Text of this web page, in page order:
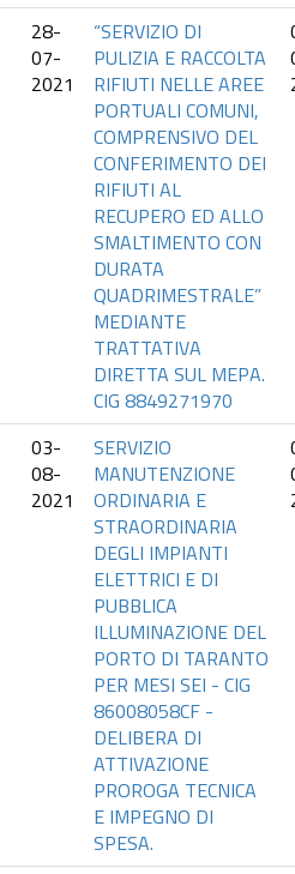
28-
07-
2021
“SERVIZIO DI
PULIZIA E RACCOLTA
RIFIUTI NELLE AREE
PORTUALI COMUNI,
COMPRENSIVO DEL
CONFERIMENTO DEI
RIFIUTI AL
RECUPERO ED ALLO
SMALTIMENTO CON
DURATA
QUADRIMESTRALE”
MEDIANTE
TRATTATIVA
DIRETTA SUL MEPA.
CIG 8849271970
03-
08-
2021
SERVIZIO
MANUTENZIONE
ORDINARIA E
STRAORDINARIA
DEGLI IMPIANTI
ELETTRICI E DI
PUBBLICA
ILLUMINAZIONE DEL
PORTO DI TARANTO
PER MESI SEI - CIG
86008058CF -
DELIBERA DI
ATTIVAZIONE
PROROGA TECNICA
E IMPEGNO DI
SPESA.